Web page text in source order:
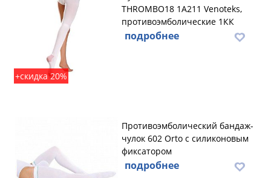
+скидка 20%
THROMBO18 1A211 Venoteks,
противоэмболические 1КК
подробнее
Противоэмболический бандаж-
чулок 602 Orto с силиконовым
фиксатором
подробнее